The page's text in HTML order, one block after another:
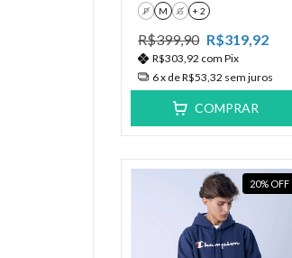
P M G + 2
R$399,90 R$319,92
R$303,92 com Pix
6x deR$53,32 sem juros
COMPRAR
20% OFF